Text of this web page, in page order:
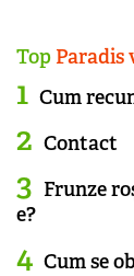
Top Paradis
Cum
Contact
Frunze
e?
Cum se